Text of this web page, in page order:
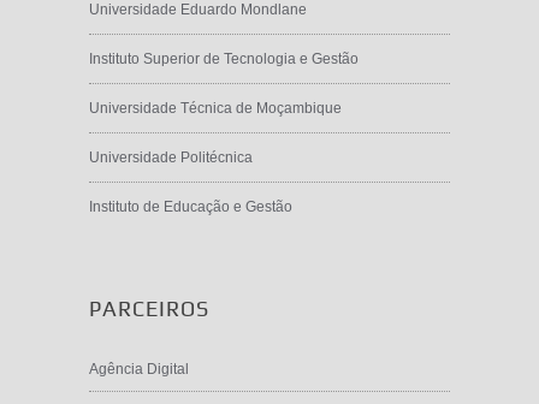
Universidade Eduardo Mondlane
Instituto Superior de Tecnologia e Gestão
Universidade Técnica de Moçambique
Universidade Politécnica
Instituto de Educação e Gestão
PARCEIROS
Agência Digital